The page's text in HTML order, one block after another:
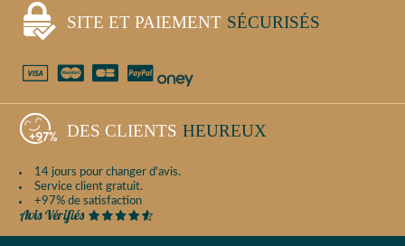
SITE ET PAIEMENT SÉCURISÉS
DES CLIENTS HEUREUX
14 jours pour changer d'avis.
Service client gratuit.
+97% de satisfaction